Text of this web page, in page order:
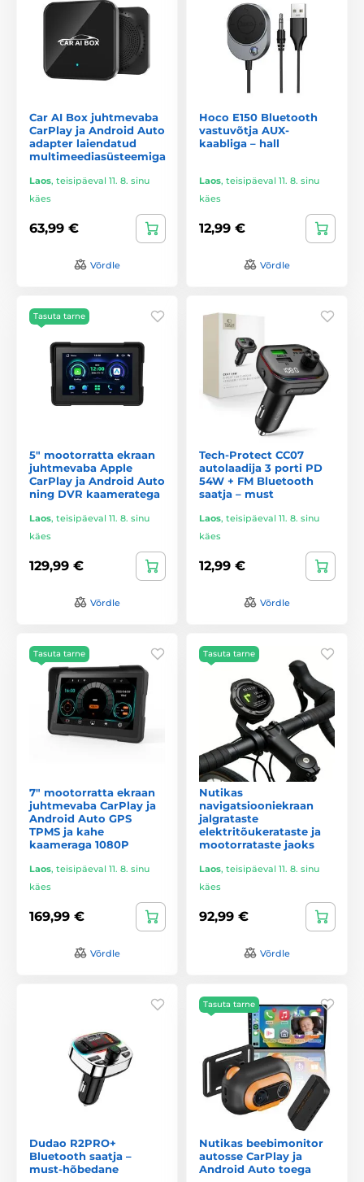
Car AI Box juhtmevaba
CarPlay ja Android Auto
adapter laiendatud
multimeediasüsteemiga
Laos, teisipäeval 11. 8. sinu
käes
63,99 €
Võrdle
Hoco E150 Bluetooth
vastuvõtja AUX-
kaabliga – hall
Laos, teisipäeval 11. 8. sinu
käes
12,99 €
Võrdle
Tasuta tarne
5" mootorratta ekraan
juhtmevaba Apple
CarPlay ja Android Auto
ning DVR kaameratega
Laos, teisipäeval 11. 8. sinu
käes
129,99 €
Võrdle
Tech-Protect CC07
autolaadija 3 porti PD
54W + FM Bluetooth
saatja – must
Laos, teisipäeval 11. 8. sinu
käes
12,99 €
Võrdle
Tasuta tarne
7" mootorratta ekraan
juhtmevaba CarPlay ja
Android Auto GPS
TPMS ja kahe
kaameraga 1080P
Laos, teisipäeval 11. 8. sinu
käes
169,99 €
Võrdle
Tasuta tarne
Nutikas
navigatsiooniekraan
jalgrataste
elektritõukerataste ja
mootorrataste jaoks
Laos, teisipäeval 11. 8. sinu
käes
92,99 €
Võrdle
Dudao R2PRO+
Bluetooth saatja –
must-hõbedane
Tasuta tarne
Nutikas beebimonitor
autosse CarPlay ja
Android Auto toega